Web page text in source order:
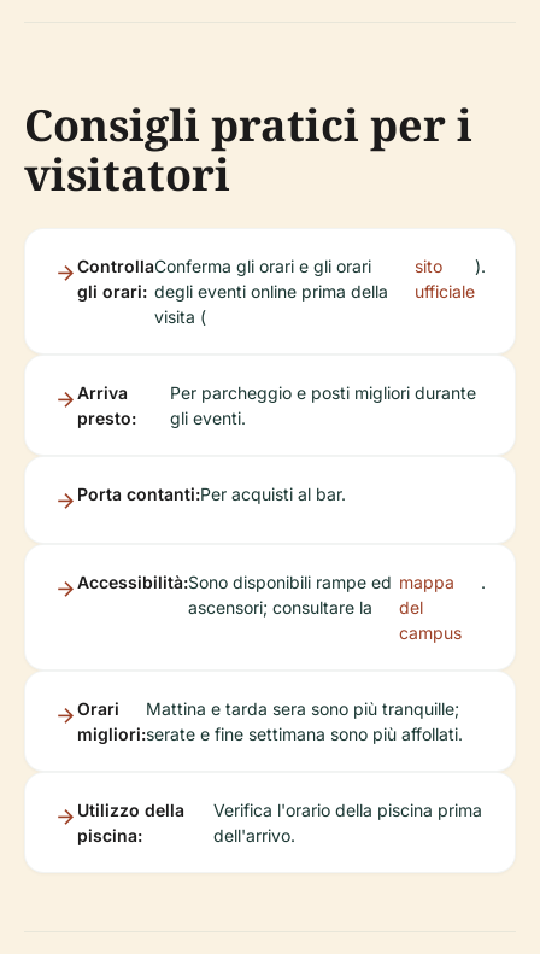
Consigli pratici per i
visitatori
Controlla
gli orari:
Conferma gli orari e gli orari
degli eventi online prima della
visita (
sito
ufficiale
).
Arriva
presto:
Per parcheggio e posti migliori durante
gli eventi.
Porta contanti:Per acquisti al bar.
Accessibilità:Sono disponibili rampe ed
ascensori; consultare la
mappa
del
campus
.
Orari
migliori:
Mattina e tarda sera sono più tranquille;
serate e fine settimana sono più affollati.
Utilizzo della
piscina:
Verifica l'orario della piscina prima
dell'arrivo.